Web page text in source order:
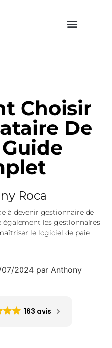
Choisir
De
Roca
à devenir gestionnaire de
également les gestionnaires
le logiciel de paie
2024 par Anthony
163 avis